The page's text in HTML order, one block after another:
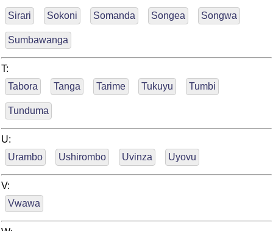
Sirari Sokoni Somanda Songea Songwa
Sumbawanga
T:
Tabora
Tanga Tarime Tukuyu Tumbi
Tunduma
U:
Urambo
Ushirombo Uvinza Uyovu
V:
Vwawa